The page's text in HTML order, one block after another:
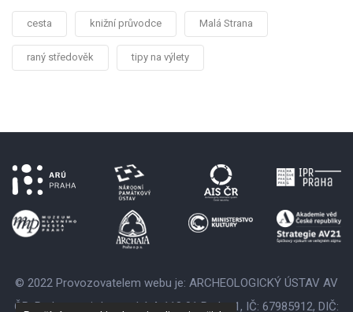
cesta knižní průvodce Malá Strana
raný středověk tipy na výlety
© 2022 Provozovatelem webu je: ARCHEOLOGICKÝ ÚSTAV AV
ČR, Praha, v. v. i., Letenská 4, 118 01 Praha 1, IČ: 67985912, DIČ: